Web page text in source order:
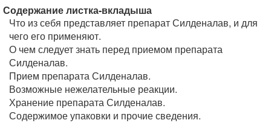
Содержание листка-вкладыша
Что из себя представляет препарат Силденалав, и для
чего его применяют.
О чем следует знать перед приемом препарата
Силденалав.
Прием препарата Силденалав.
Возможные нежелательные реакции.
Хранение препарата Силденалав.
Содержимое упаковки и прочие сведения.